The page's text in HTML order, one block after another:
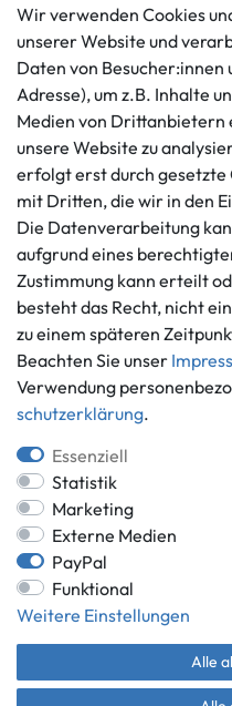
Kundenservice
+49 421 596586
Mo. - Fr. 9 - 16 Uhr
info@gameworld.de
Kontaktformular
Informationen
Ankauf
Über uns
Häufig gestellte Fragen
Zahlung und Versand
Batterieentsorgung
*Alle Preise inkl.
** gilt für Lieferungen innerhalb
Länder entnehmen Sie
© Game World
Wir verwenden Cookies
unserer Website und
Daten von Besucher:innen
Adresse), um z.B. Inhalte
Medien von Drittanbietern
unsere Website zu
erfolgt erst durch gesetzte
mit Dritten, die wir in den
Die Datenverarbeitung
aufgrund eines
Zustimmung kann erteilt
besteht das Recht, nicht
zu einem späteren
Beachten Sie unser
Verwendung
schutz­erklärung.
Essenziell
Statistik
Marketing
Externe Medien
PayPal
Funktional
Weitere Einstellungen
Alle